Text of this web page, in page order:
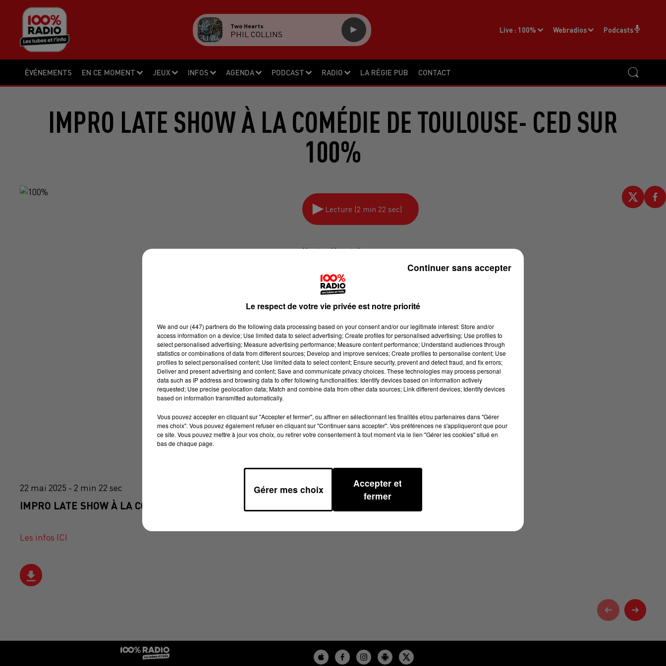
ÉVÉNEMENTS EN CE MOMENT JEUX INFOS AGENDA PODCAST RADIO LA RÉGIE PUB CONTACT
Live : 100% Webradios Podcasts
Two Hearts
PHIL COLLINS
IMPRO LATE SHOW À LA COMÉDIE DE TOULOUSE- CED SUR
100%
Lecture (2 min 22 sec)
Karine Hurstel
100% chez-vous dans la Haute-Garonne
22 mai 2025 - 2 min 22 sec
IMPRO LATE SHOW À LA COMÉDIE DE TOULOUSE- CED SUR 100%
Les infos ICI
Le respect de votre vie privée est notre priorité
We and our (447) partnersdo the following data processing based on your consent and/or our legitimate interest: Store and/or
access information on a device; Use limited data to select advertising; Create profiles for personalised advertising; Use profiles to
select personalised advertising; Measure advertising performance; Measure content performance; Understand audiences through
statistics or combinations of data from different sources; Develop and improve services; Create profiles to personalise content; Use
profiles to select personalised content; Use limited data to select content; Ensure security, prevent and detect fraud, and fix errors;
Deliver and present advertising and content; Save and communicate privacy choices. These technologies may process personal
data such as IP address and browsing data to offer following functionalities: Identify devices based on information actively
requested; Use precise geolocation data; Match and combine data from other data sources; Link different devices; Identify devices
based on information transmitted automatically.
Vous pouvez accepter en cliquant sur "Accepter et fermer", ou affiner en sélectionnant les finalités et/ou partenaires dans "Gérer
mes choix". Vous pouvez également refuser en cliquant sur "Continuer sans accepter". Vos préférences ne s'appliqueront que pour
ce site. Vous pouvez mettre à jour vos choix, ou retirer votre consentement à tout moment via le lien "Gérer les cookies" situé en
bas de chaque page.
Gérer mes choix
Accepter et
fermer
Continuer sans accepter